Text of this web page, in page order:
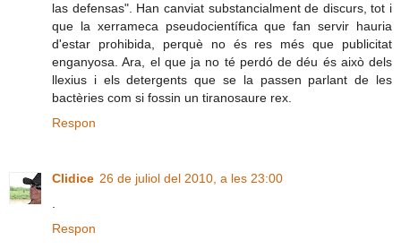
las defensas". Han canviat substancialment de discurs, tot i
que la xerrameca pseudocientífica que fan servir hauria
d'estar prohibida, perquè no és res més que publicitat
enganyosa. Ara, el que ja no té perdó de déu és això dels
llexius i els detergents que se la passen parlant de les
bactèries com si fossin un tiranosaure rex.
Respon
Clidice 26 de juliol del 2010, a les 23:00
Respon